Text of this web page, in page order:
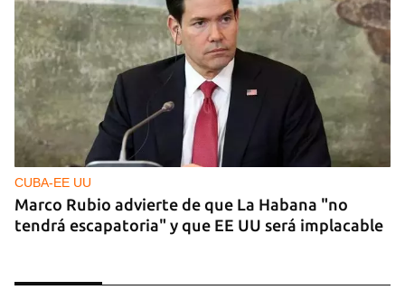
CUBA-EE UU
Marco Rubio advierte de que La Habana "no
tendrá escapatoria" y que EE UU será implacable